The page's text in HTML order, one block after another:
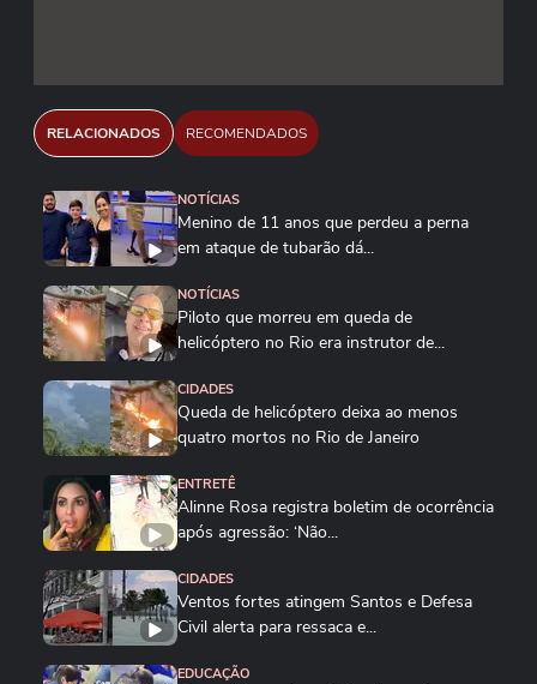
RELACIONADOS RECOMENDADOS
NOTÍCIAS
Menino de 11 anos que perdeu a perna
em ataque de tubarão dá...
NOTÍCIAS
Piloto que morreu em queda de
helicóptero no Rio era instrutor de...
CIDADES
Queda de helicóptero deixa ao menos
quatro mortos no Rio de Janeiro
ENTRETÊ
Alinne Rosa registra boletim de ocorrência
após agressão: ‘Não...
CIDADES
Ventos fortes atingem Santos e Defesa
Civil alerta para ressaca e...
EDUCAÇÃO